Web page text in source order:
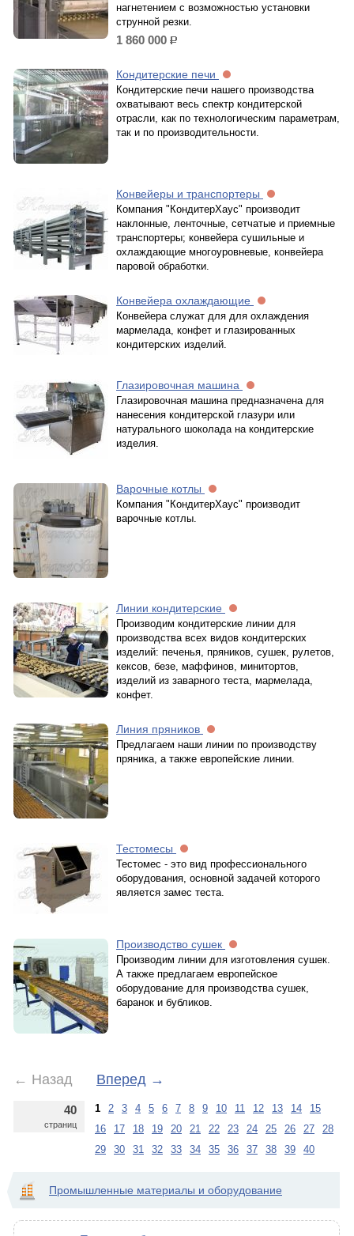
нагнетением с возможностью установки
струнной резки.
1 860 000 р.
Кондитерские печи
Кондитерские печи нашего производства
охватывают весь спектр кондитерской
отрасли, как по технологическим параметрам,
так и по производительности.
Конвейеры и транспортеры
Компания "КондитерХаус" производит
наклонные, ленточные, сетчатые и приемные
транспортеры; конвейера сушильные и
охлаждающие многоуровневые, конвейера
паровой обработки.
Конвейера охлаждающие
Конвейера служат для для охлаждения
мармелада, конфет и глазированных
кондитерских изделий.
Глазировочная машина
Глазировочная машина предназначена для
нанесения кондитерской глазури или
натурального шоколада на кондитерские
изделия.
Варочные котлы
Компания "КондитерХаус" производит
варочные котлы.
Линии кондитерские
Производим кондитерские линии для
производства всех видов кондитерских
изделий: печенья, пряников, сушек, рулетов,
кексов, безе, маффинов, минитортов,
изделий из заварного теста, мармелада,
конфет.
Линия пряников
Предлагаем наши линии по производству
пряника, а также европейские линии.
Тестомесы
Тестомес - это вид профессионального
оборудования, основной задачей которого
является замес теста.
Производство сушек
Производим линии для изготовления сушек.
А также предлагаем европейское
оборудование для производства сушек,
баранок и бубликов.
← Назад Вперед →
40
страниц
1 2 3 4 5 6 7 8 9 10 11 12 13 14
15
16
17 18 19 20 21 22 23 24 25 26 27
28
29
30 31 32 33 34 35 36 37 38 39 40
Промышленные материалы и оборудование